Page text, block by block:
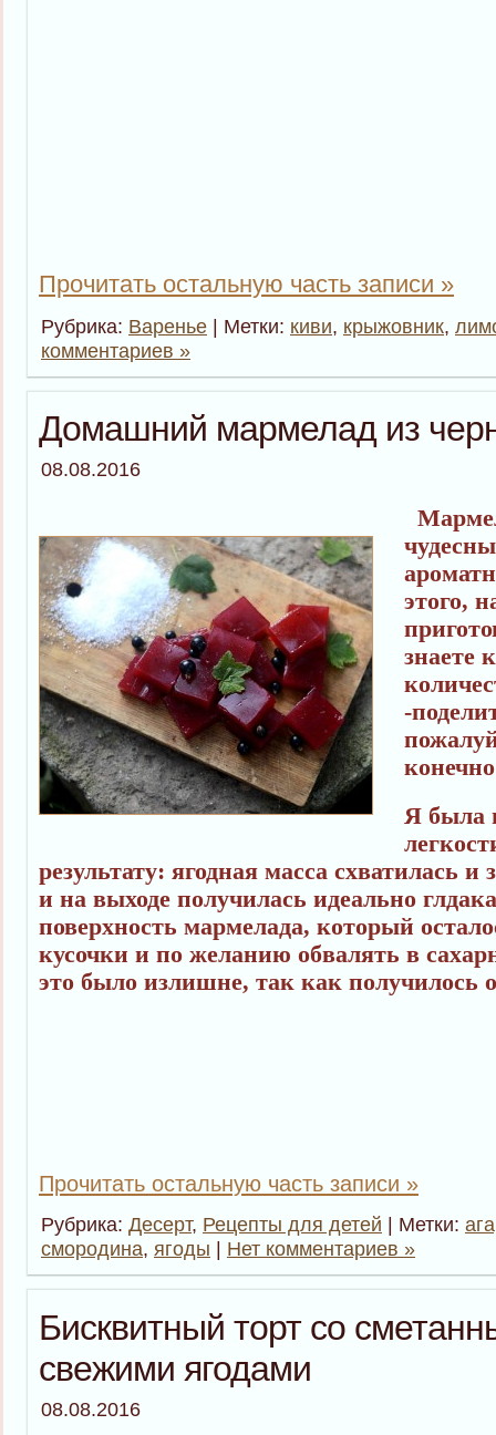
Прочитать остальную часть записи »
Рубрика: Варенье | Метки: киви, крыжовник,
комментариев »
Домашний мармелад из
08.08.2016
этого,
знаете
-
Я была
результату: ягодная масса схватилась
и на выходе получилась идеально
поверхность мармелада, который
кусочки и по желанию обвалять в
это было излишне, так как получилось
Прочитать остальную часть записи »
Рубрика: Десерт, Рецепты для детей | Метки:
смородина, ягоды | Нет комментариев »
Бисквитный торт со
свежими ягодами
08.08.2016